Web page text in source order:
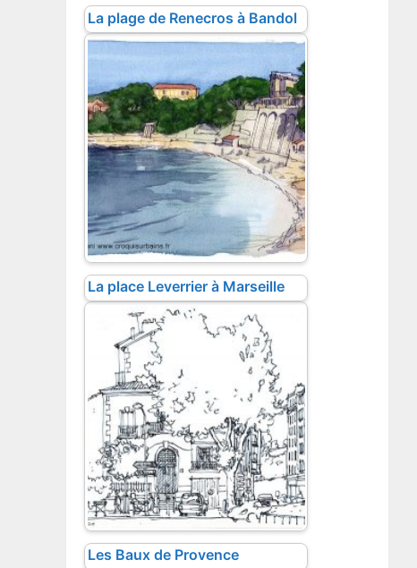
La plage de Renecros à Bandol
La place Leverrier à Marseille
Les Baux de Provence